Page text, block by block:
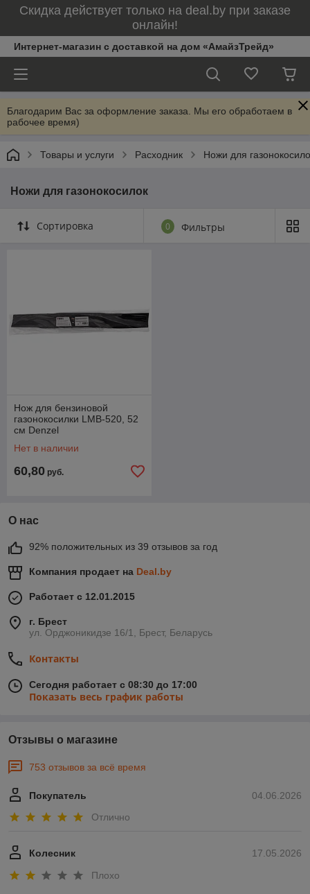
Скидка действует только на deal.by при заказе
онлайн!
Интернет-магазин с доставкой на дом «АмайзТрейд»
Благодарим Вас за оформление заказа. Мы его обработаем в
рабочее время)
Товары и услуги Расходник Ножи для
Ножи для газонокосилок
Сортировка 0 Фильтры
Нож для бензиновой
газонокосилки LMB-520, 52
см Denzel
Нет в наличии
60,80 руб.
О нас
92% положительных из 39 отзывов за год
Компания продает на Deal.by
Работает с 12.01.2015
г. Брест
ул. Орджоникидзе 16/1, Брест, Беларусь
Контакты
Сегодня работает с 08:30 до 17:00
Показать весь график работы
Отзывы о магазине
753 отзывов за всё время
04.06.2026
Покупатель
Отлично
17.05.2026
Колесник
Плохо